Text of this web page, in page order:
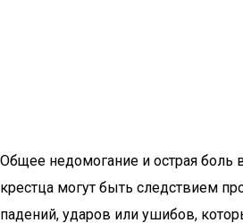
Общее недомогание и острая боль
крестца могут быть следствием
падений, ударов или ушибов,